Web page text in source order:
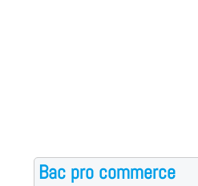
Bac pro commerce